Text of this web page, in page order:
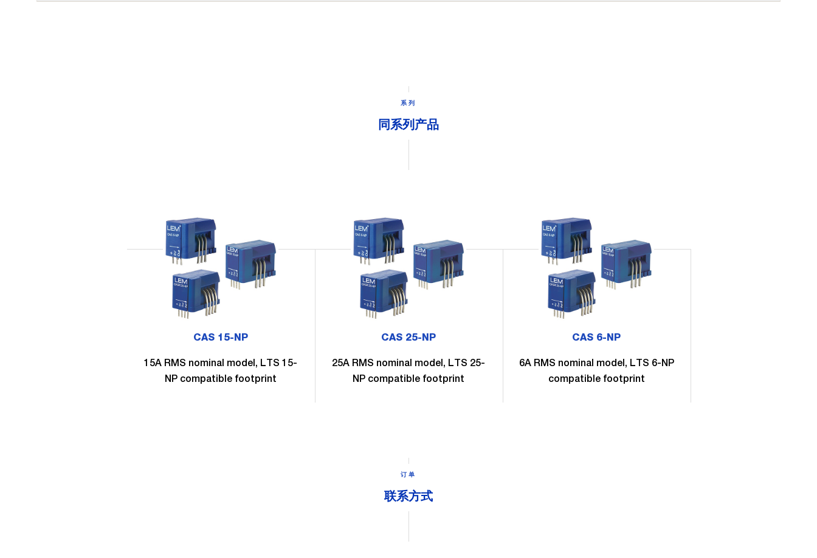
系列
同系列产品
CAS 15-NP
15A RMS nominal model, LTS 15-
NP compatible footprint
CAS 25-NP
25A RMS nominal model, LTS 25-
NP compatible footprint
CAS 6-NP
6A RMS nominal model, LTS 6-NP
compatible footprint
订单
联系方式